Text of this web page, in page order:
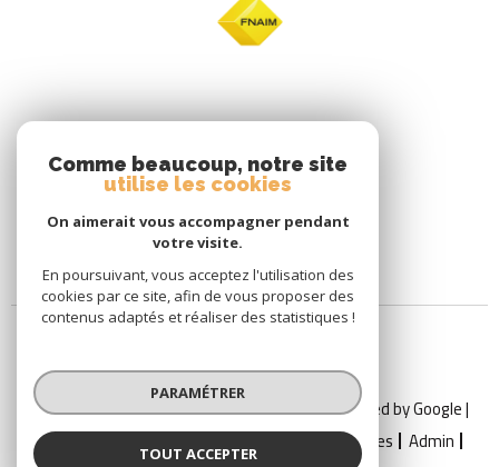
© 2026 | Tous droits réservés | Traduction powered by Google |
Nos Honoraires Plan Du Site Mentions Légales Admin
Comme beaucoup, notre site
utilise les cookies
On aimerait vous accompagner pendant
votre visite.
En poursuivant, vous acceptez l'utilisation des
cookies par ce site, afin de vous proposer des
contenus adaptés et réaliser des statistiques !
PARAMÉTRER
TOUT ACCEPTER